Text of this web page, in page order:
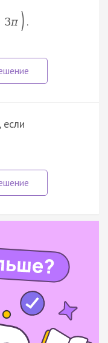
3π ) .
, если